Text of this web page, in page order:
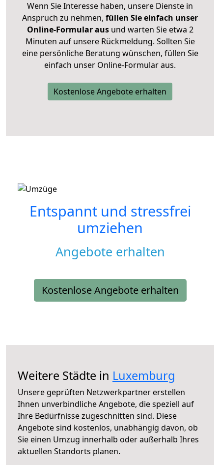
Wenn Sie Interesse haben, unsere Dienste in
Anspruch zu nehmen, füllen Sie einfach unser
Online-Formular ausund warten Sie etwa 2
Minuten auf unsere Rückmeldung. Sollten Sie
eine persönliche Beratung wünschen, füllen Sie
einfach unser Online-Formular aus.
Kostenlose Angebote erhalten
Entspannt und stressfrei
umziehen
Angebote erhalten
Kostenlose Angebote erhalten
Weitere Städte in Luxemburg
Unsere geprüften Netzwerkpartner erstellen
Ihnen unverbindliche Angebote, die speziell auf
Ihre Bedürfnisse zugeschnitten sind. Diese
Angebote sind kostenlos, unabhängig davon, ob
Sie einen Umzug innerhalb oder außerhalb Ihres
aktuellen Standorts planen.